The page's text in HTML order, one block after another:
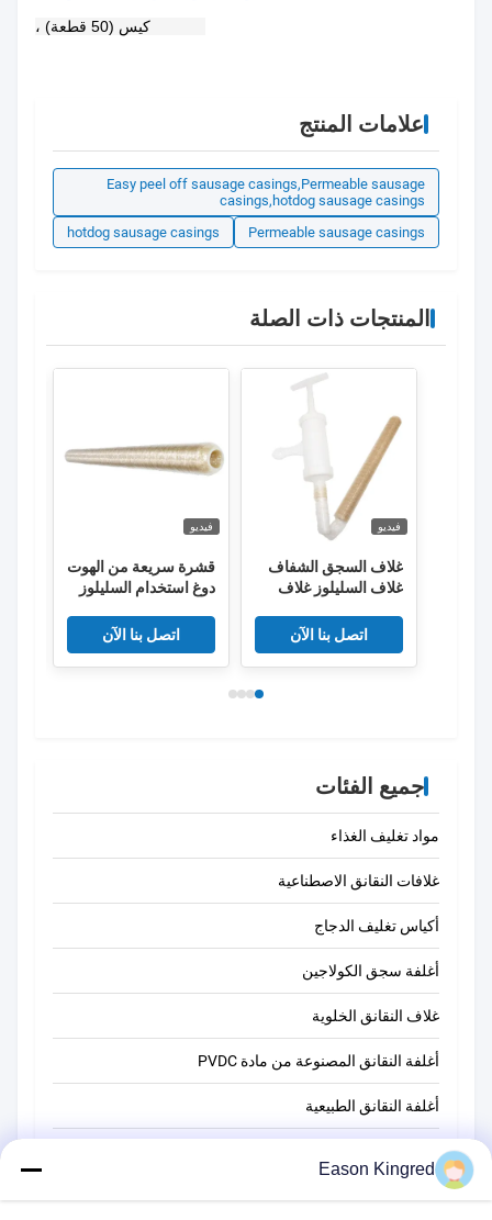
علامات المنتج
Easy peel off sausage casings,Permeable sausage
casings,hotdog sausage casings
Permeable sausage casings
hotdog sausage casings
المنتجات ذات الصلة
فيديو
غلاف السجق الشفاف
غلاف السليلوز غلاف
اتصل بنا الآن
فيديو
قشرة سريعة من الهوت
دوغ استخدام السليلوز
اتصل بنا الآن
جميع الفئات
مواد تغليف الغذاء
غلافات النقانق الاصطناعية
أكياس تغليف الدجاج
أغلفة سجق الكولاجين
غلاف النقانق الخلوية
أغلفة النقانق المصنوعة من مادة PVDC
أغلفة النقانق الطبيعية
Eason Kingred